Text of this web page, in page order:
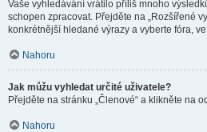
Vaše vyhledávání vrátilo příliš mnoho
schopen zpracovat. Přejděte na „Rozšířené
konkrétnější hledané výrazy a vyberte fóra,
Nahoru
Jak můžu vyhledat určité uživatele?
Přejděte na stránku „Členové“ a klikněte na
Nahoru